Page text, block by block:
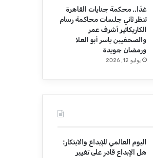
غدًا.. محكمة جنايات القاهرة
تنظر ثاني جلسات محاكمة رسام
الكاريكاتير أشرف عمر
والصحفيين ياسر أبو العلا
ورمضان جويدة
يوليو 12, 2026
اليوم العالمي للإبداع والابتكار:
هل الإبداع قادر على تغيير